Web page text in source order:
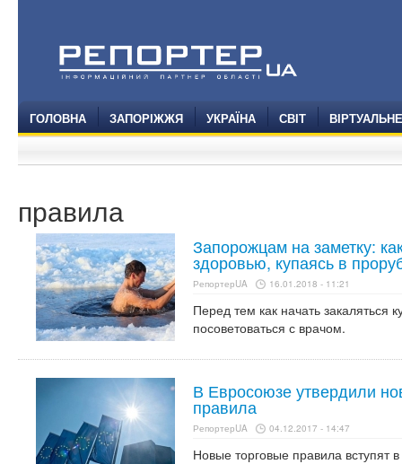
ГОЛОВНА ЗАПОРІЖЖЯ УКРАЇНА СВІТ
правила
Запорожцам на заметку:
здоровью, купаясь в
РепортерUA 16.01.2018 - 11:21
Перед тем как начать закаляться
посоветоваться с врачом.
В Евросоюзе утвердили
правила
РепортерUA 04.12.2017 - 14:47
Новые торговые правила вступят